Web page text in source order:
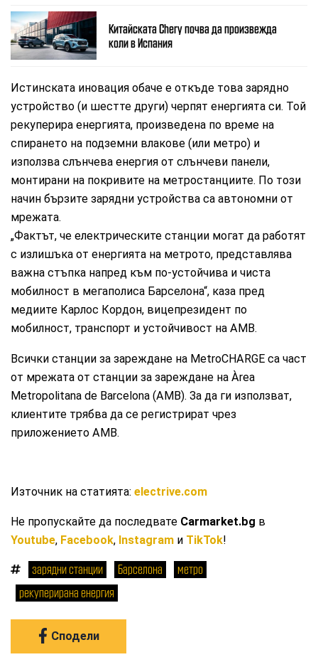
Китайската Chery почва да произвежда
коли в Испания
Истинската иновация обаче е откъде това зарядно
устройство (и шестте други) черпят енергията си. Той
рекуперира енергията, произведена по време на
спирането на подземни влакове (или метро) и
използва слънчева енергия от слънчеви панели,
монтирани на покривите на метростанциите. По този
начин бързите зарядни устройства са автономни от
мрежата.
„Фактът, че електрическите станции могат да работят
с излишъка от енергията на метрото, представлява
важна стъпка напред към по-устойчива и чиста
мобилност в мегаполиса Барселона“, каза пред
медиите Карлос Кордон, вицепрезидент по
мобилност, транспорт и устойчивост на AMB.
Всички станции за зареждане на MetroCHARGE са част
от мрежата от станции за зареждане на Àrea
Metropolitana de Barcelona (AMB). За да ги използват,
клиентите трябва да се регистрират чрез
приложението AMB.
Източник на статията:electrive.com
Не пропускайте да последвате Carmarket.bg в
Youtube, Facebook, Instagram и TikTok!
зарядни станции Барселона
метро
рекуперирана енергия
Сподели